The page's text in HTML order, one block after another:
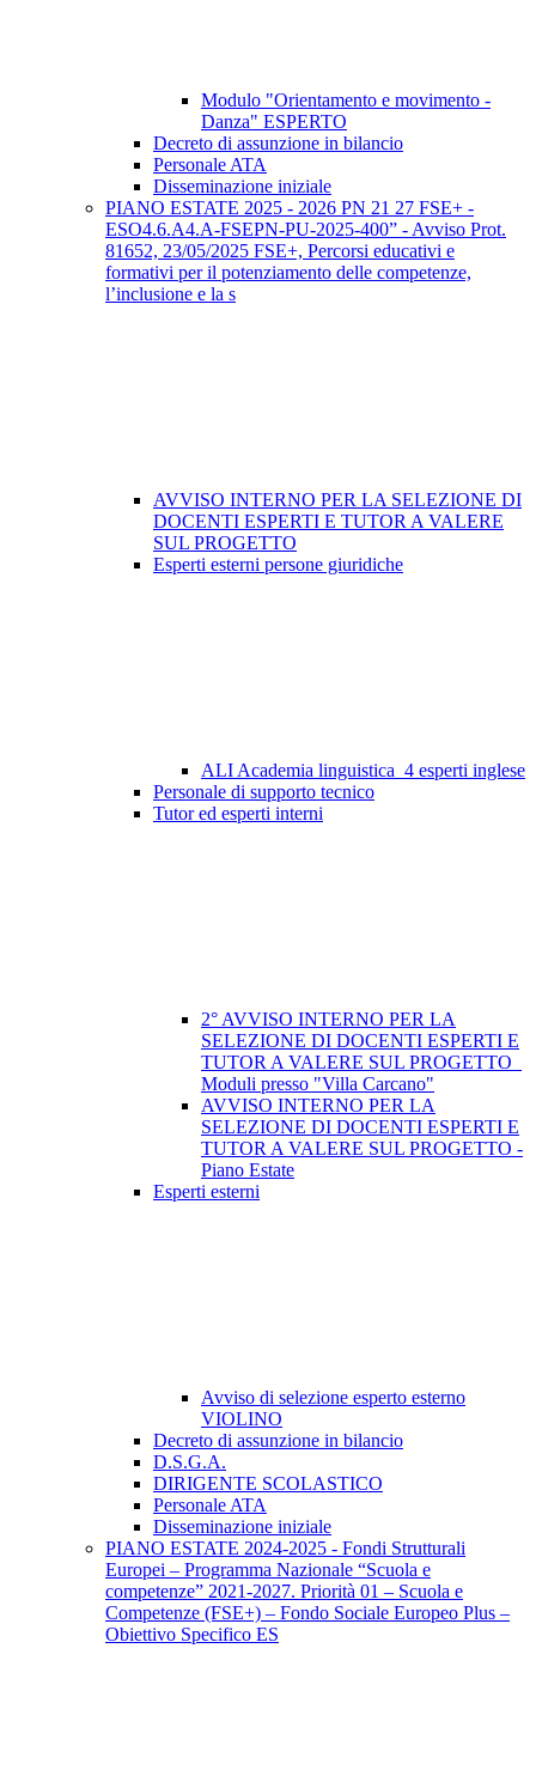
Modulo "Orientamento e movimento -
Danza" ESPERTO
Decreto di assunzione in bilancio
Personale ATA
Disseminazione iniziale
PIANO ESTATE 2025 - 2026 PN 21 27 FSE+ -
ESO4.6.A4.A-FSEPN-PU-2025-400” - Avviso Prot.
81652, 23/05/2025 FSE+, Percorsi educativi e
formativi per il potenziamento delle competenze,
l’inclusione e la s
AVVISO INTERNO PER LA SELEZIONE DI
DOCENTI ESPERTI E TUTOR A VALERE
SUL PROGETTO
Esperti esterni persone giuridiche
ALI Academia linguistica_4 esperti inglese
Personale di supporto tecnico
Tutor ed esperti interni
2° AVVISO INTERNO PER LA
SELEZIONE DI DOCENTI ESPERTI E
TUTOR A VALERE SUL PROGETTO_
Moduli presso "Villa Carcano"
AVVISO INTERNO PER LA
SELEZIONE DI DOCENTI ESPERTI E
TUTOR A VALERE SUL PROGETTO -
Piano Estate
Esperti esterni
Avviso di selezione esperto esterno
VIOLINO
Decreto di assunzione in bilancio
D.S.G.A.
DIRIGENTE SCOLASTICO
Personale ATA
Disseminazione iniziale
PIANO ESTATE 2024-2025 - Fondi Strutturali
Europei – Programma Nazionale “Scuola e
competenze” 2021-2027. Priorità 01 – Scuola e
Competenze (FSE+) – Fondo Sociale Europeo Plus –
Obiettivo Specifico ES